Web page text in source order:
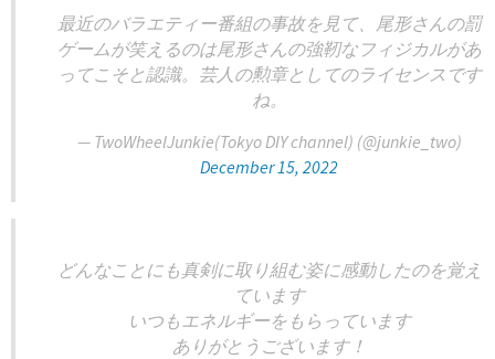
最近のバラエティー番組の事故を見て、尾形さんの罰
ゲームが笑えるのは尾形さんの強靭なフィジカルがあ
ってこそと認識。芸人の勲章としてのライセンスです
ね。
— TwoWheelJunkie(Tokyo DIY channel) (@junkie_two)
December 15, 2022
どんなことにも真剣に取り組む姿に感動したのを覚え
ています
いつもエネルギーをもらっています
ありがとうございます！